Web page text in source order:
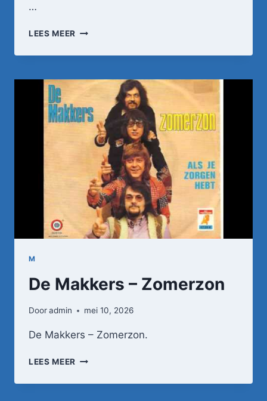
…
LEES MEER TOONTJE
–
GEDANST
TOPPOP
M
De Makkers – Zomerzon
Dooradmin mei 10, 2026
De Makkers – Zomerzon.
LEES MEER DE
–